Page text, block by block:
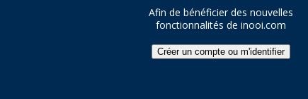
Afin de bénéficier des nouvelles
fonctionnalités de inooi.com